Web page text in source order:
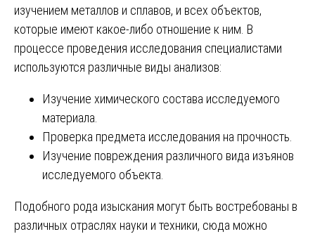
изучением металлов и сплавов, и всех объектов‚
которые имеют какое-либо отношение к ним. В
процессе проведения исследования специалистами
используются различные виды анализов:
Изучение химического состава исследуемого
материала.
Проверка предмета исследования на прочность.
Изучение повреждения различного вида изъянов
исследуемого объекта.
Подобного рода изыскания могут быть востребованы в
различных отраслях науки и техники, сюда можно